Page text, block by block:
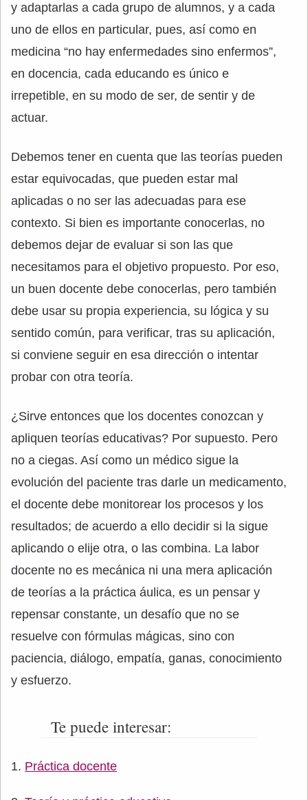
y adaptarlas a cada grupo de alumnos, y a cada
uno de ellos en particular, pues, así como en
medicina “no hay enfermedades sino enfermos”,
en docencia, cada educando es único e
irrepetible, en su modo de ser, de sentir y de
actuar.
Debemos tener en cuenta que las teorías pueden
estar equivocadas, que pueden estar mal
aplicadas o no ser las adecuadas para ese
contexto. Si bien es importante conocerlas, no
debemos dejar de evaluar si son las que
necesitamos para el objetivo propuesto. Por eso,
un buen docente debe conocerlas, pero también
debe usar su propia experiencia, su lógica y su
sentido común, para verificar, tras su aplicación,
si conviene seguir en esa dirección o intentar
probar con otra teoría.
¿Sirve entonces que los docentes conozcan y
apliquen teorías educativas? Por supuesto. Pero
no a ciegas. Así como un médico sigue la
evolución del paciente tras darle un medicamento,
el docente debe monitorear los procesos y los
resultados; de acuerdo a ello decidir si la sigue
aplicando o elije otra, o las combina. La labor
docente no es mecánica ni una mera aplicación
de teorías a la práctica áulica, es un pensar y
repensar constante, un desafío que no se
resuelve con fórmulas mágicas, sino con
paciencia, diálogo, empatía, ganas, conocimiento
y esfuerzo.
Te puede interesar:
Práctica docente